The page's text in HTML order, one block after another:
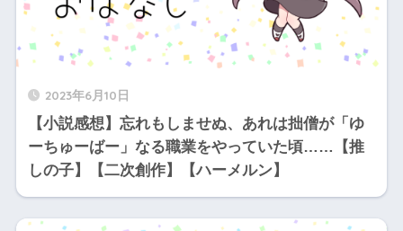
2023年6月10日
【小説感想】忘れもしませぬ、あれは拙僧が「ゆ
ーちゅーばー」なる職業をやっていた頃……【推
しの子】【二次創作】【ハーメルン】